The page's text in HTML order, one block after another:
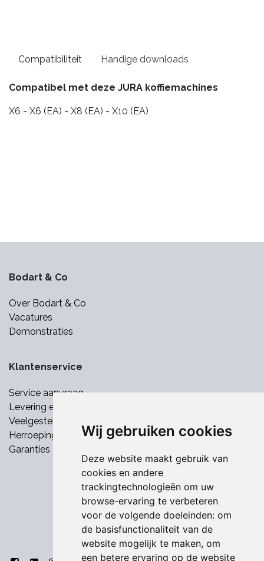
Wij gebruiken cookies
Deze website maakt gebruik van
cookies en andere
trackingtechnologieën om uw
browse-ervaring te verbeteren
voor de volgende doeleinden: om
de basisfunctionaliteit van de
website mogelijk te maken, om
een betere ervaring op de website
Compatibiliteit Handige downloads
Compatibel met deze JURA koffiemachines
X6 - X6 (EA) - X8 (EA) - X10 (EA)
Bodart & Co
Over Bodart & Co
Vacatures
Demonstraties
Klantenservice
Service aanvraag
Levering en betaling
Veelgestelde vragen
Herroepingsrecht
Garanties